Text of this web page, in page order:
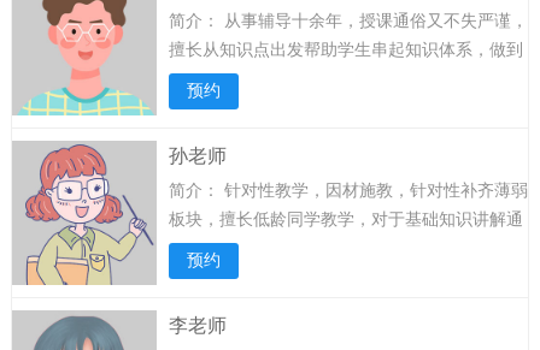
点和方法，受到学生的欢迎。...详情>>
简介：
从事辅导十余年，授课通俗又不失严谨，
擅长从知识点出发帮助学生串起知识体系，做到
点线面结合，轻松把握重难点。有丰富的教学经
验。教学重基础、重分析能力，注重学生逻辑能
后通过引导、对比、总结的方式教导，从而提高
素质优化学习能力。对待学生亲切、有耐心，师
生关系融洽，...详情>>
预约
孙老师
简介：
针对性教学，因材施教，针对性补齐薄弱
板块，擅长低龄同学教学，对于基础知识讲解通
俗易懂，挖掘学生兴趣，强调学习方法，专注于
思维点拨。 给予学生知识的同时也引导学生积极
趣。 熟悉各类模型，思考之中举一反三，做一
预约
李老师